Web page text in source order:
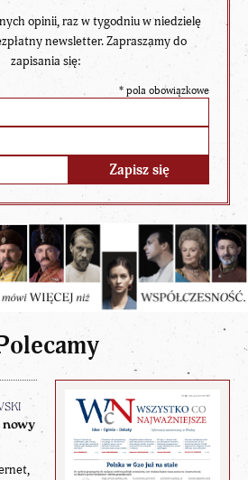
opinii, raz w tygodniu w niedzielę
newsletter. Zapraszamy do
zapisania się:
* pola obowiązkowe
nowy